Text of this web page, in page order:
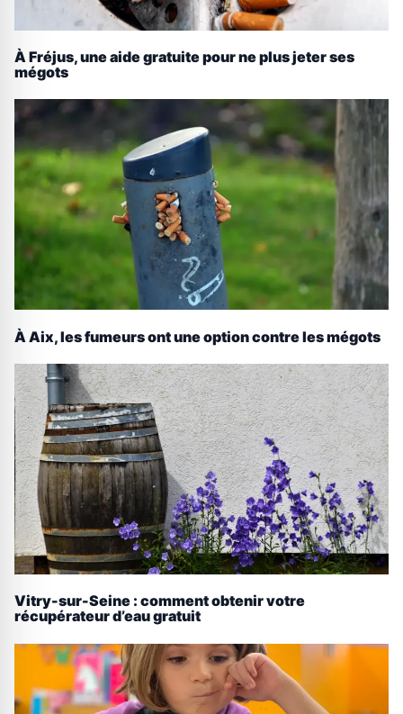
À Fréjus, une aide gratuite pour ne plus jeter ses
mégots
À Aix, les fumeurs ont une option contre les mégots
Vitry-sur-Seine : comment obtenir votre
récupérateur d’eau gratuit